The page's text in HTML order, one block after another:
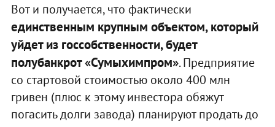
Вот и получается, что фактически
единственным крупным объектом, который
уйдет из госсобственности, будет
полубанкрот «Сумыхимпром». Предприятие
со стартовой стоимостью около 400 млн
гривен (плюс к этому инвестора обяжут
погасить долги завода) планируют продать до